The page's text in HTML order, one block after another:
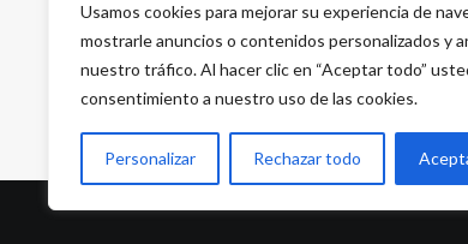
Usamos cookies para mejorar su experiencia de
mostrarle anuncios o contenidos personalizados y
nuestro tráfico. Al hacer clic en “Aceptar todo”
consentimiento a nuestro uso de las cookies.
Personalizar Rechazar todo